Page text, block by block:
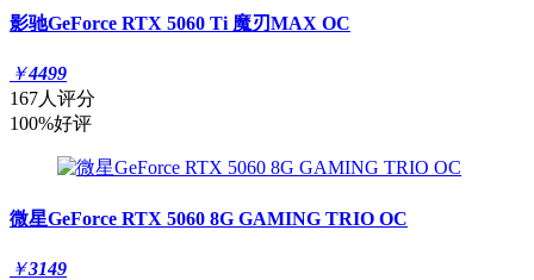
影驰GeForce RTX 5060 Ti 魔刃MAX OC
￥4499
167人评分
100%好评
微星GeForce RTX 5060 8G GAMING TRIO OC
￥3149